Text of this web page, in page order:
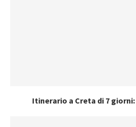
Itinerario a Creta di 7